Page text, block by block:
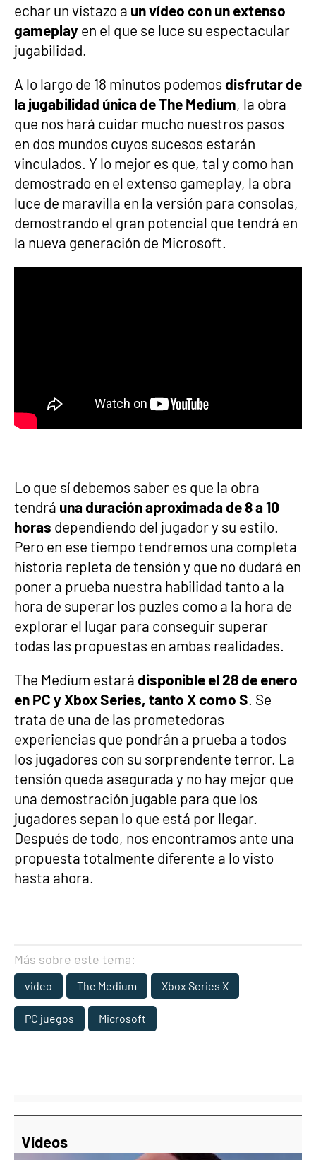
echar un vistazo a un vídeo con un extenso
gameplay en el que se luce su espectacular
jugabilidad.
A lo largo de 18 minutos podemos disfrutar de
la jugabilidad única de The Medium, la obra
que nos hará cuidar mucho nuestros pasos
en dos mundos cuyos sucesos estarán
vinculados. Y lo mejor es que, tal y como han
demostrado en el extenso gameplay, la obra
luce de maravilla en la versión para consolas,
demostrando el gran potencial que tendrá en
la nueva generación de Microsoft.
Lo que sí debemos saber es que la obra
tendrá una duración aproximada de 8 a 10
horas dependiendo del jugador y su estilo.
Pero en ese tiempo tendremos una completa
historia repleta de tensión y que no dudará en
poner a prueba nuestra habilidad tanto a la
hora de superar los puzles como a la hora de
explorar el lugar para conseguir superar
todas las propuestas en ambas realidades.
The Medium estará disponible el 28 de enero
en PC y Xbox Series, tanto X como S . Se
trata de una de las prometedoras
experiencias que pondrán a prueba a todos
los jugadores con su sorprendente terror. La
tensión queda asegurada y no hay mejor que
una demostración jugable para que los
jugadores sepan lo que está por llegar.
Después de todo, nos encontramos ante una
propuesta totalmente diferente a lo visto
hasta ahora.
Más sobre este tema:
video The Medium Xbox Series X
PC juegos Microsoft
Vídeos